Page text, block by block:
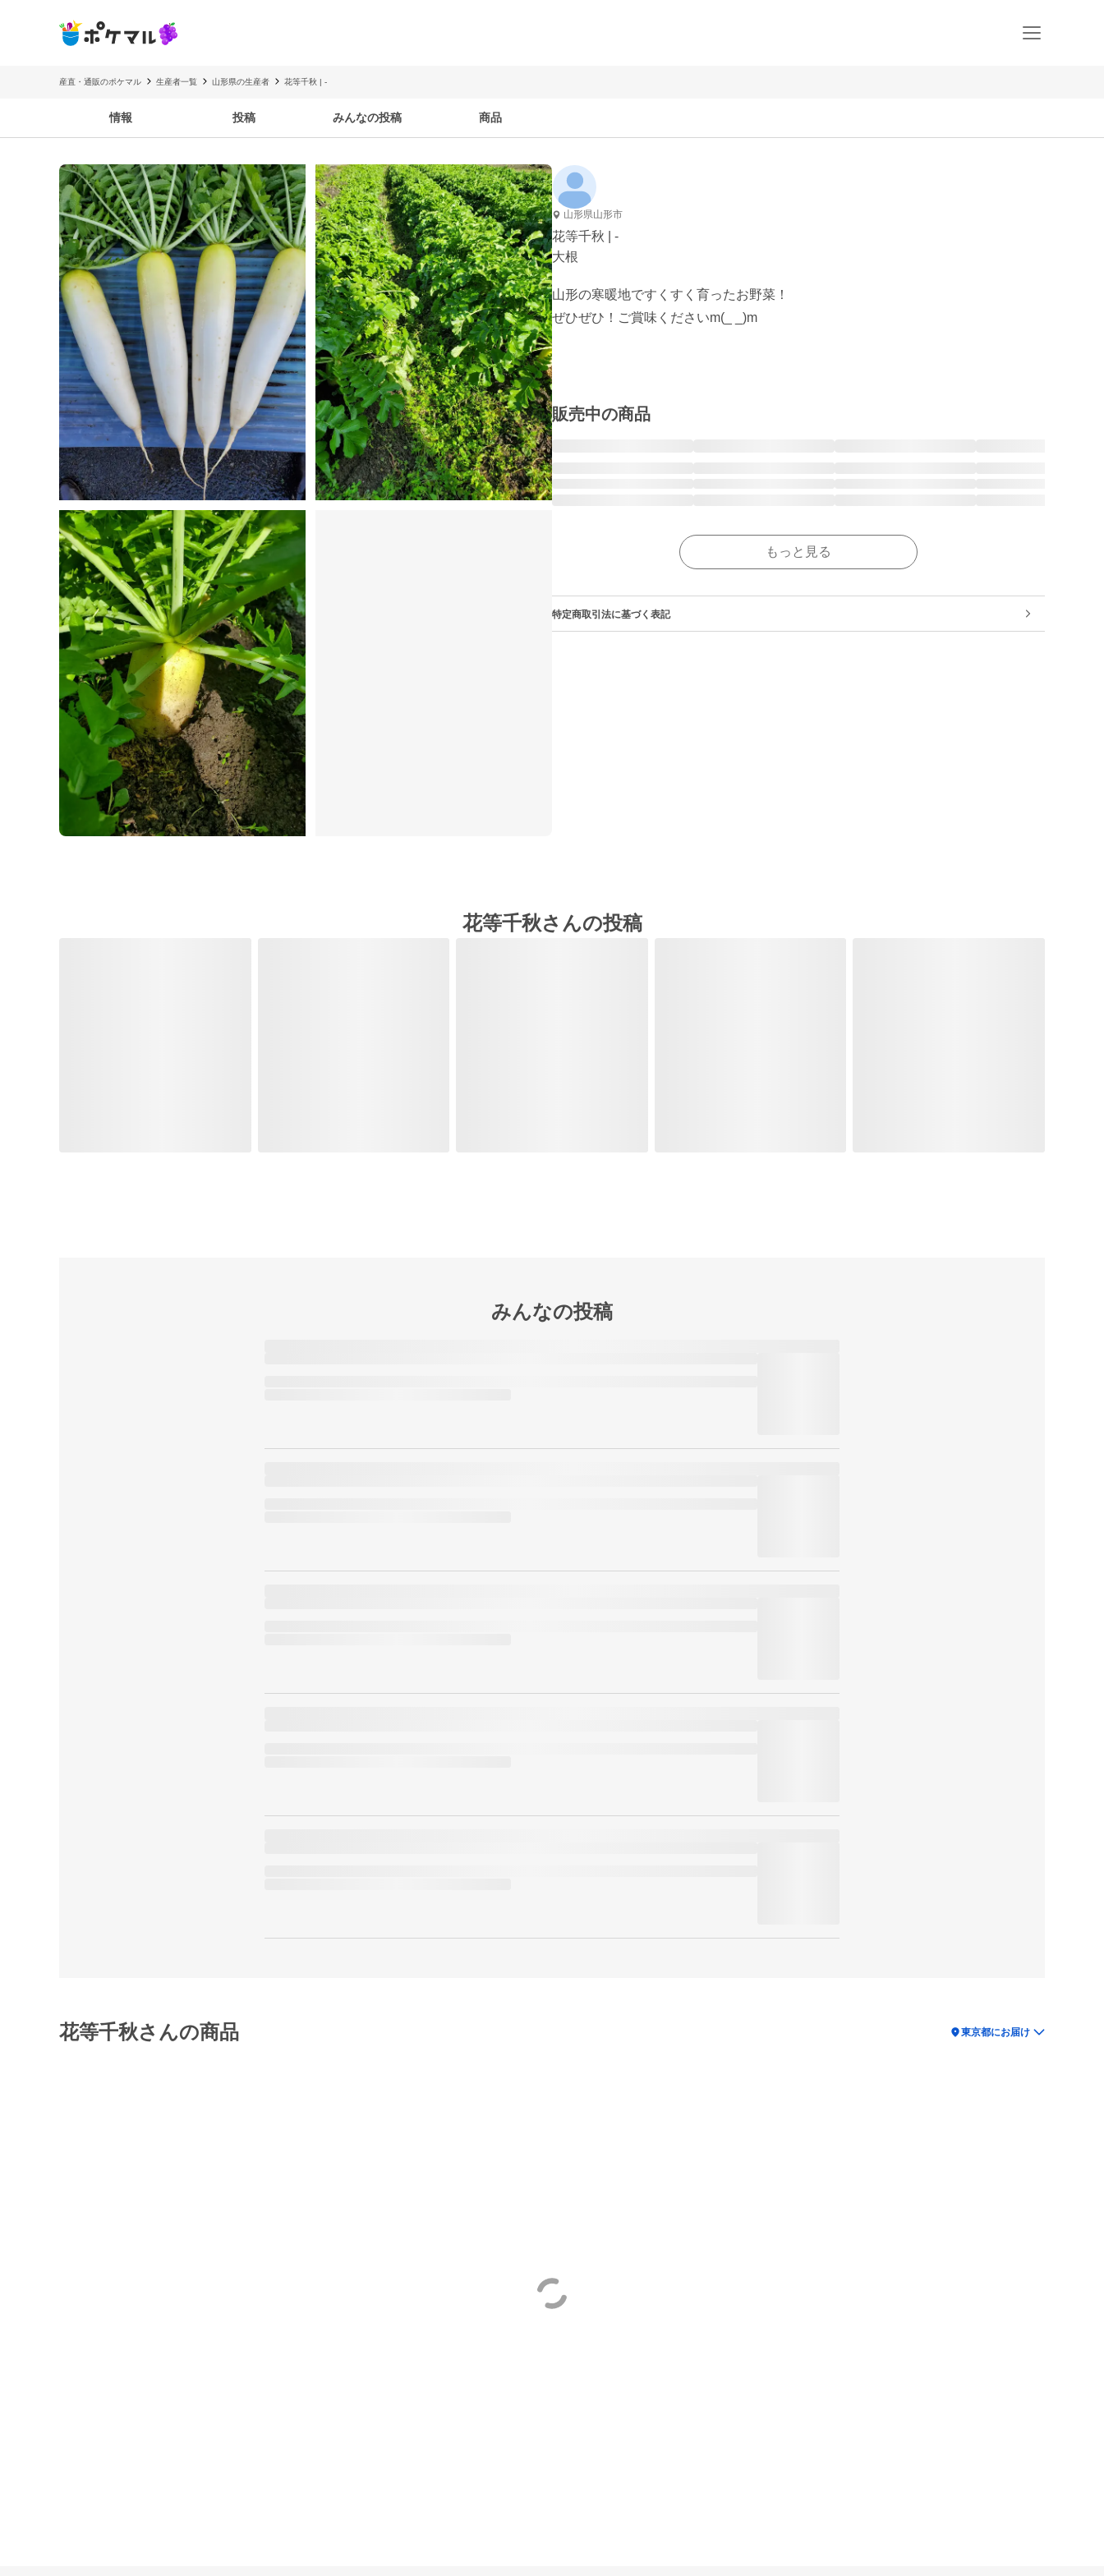
産直・通販のポケマル 生産者一覧 山形県の生産者 花等千秋 | -
情報 投稿 みんなの投稿 商品
山形県山形市
花等千秋 | -
大根
山形の寒暖地ですくすく育ったお野菜！
ぜひぜひ！ご賞味くださいm(_ _)m
販売中の商品
もっと見る
特定商取引法に基づく表記
花等千秋さんの投稿
みんなの投稿
花等千秋さんの商品 location_on東京都にお届け